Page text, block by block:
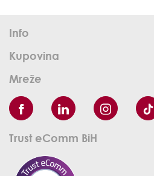
Info
Kupovina
Mreže
Trust eComm BiH